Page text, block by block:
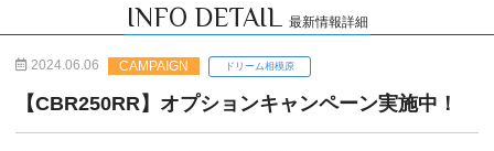
INFO DETAIL 最新情報詳細
2024.06.06 CAMPAIGN ドリーム相模原
【CBR250RR】オプションキャンペーン実施中！